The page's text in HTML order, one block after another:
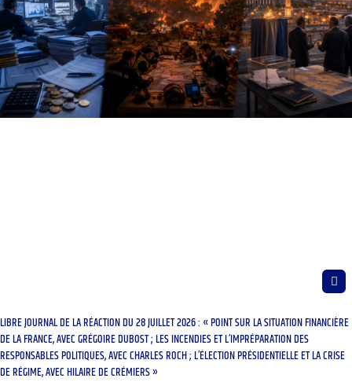
LIBRE JOURNAL DE LA RÉACTION DU 28 JUILLET 2026 : « POINT SUR LA SITUATION FINANCIÈRE
DE LA FRANCE, AVEC GRÉGOIRE DUBOST ; LES INCENDIES ET L’IMPRÉPARATION DES
RESPONSABLES POLITIQUES, AVEC CHARLES ROCH ; L’ÉLECTION PRÉSIDENTIELLE ET LA CRISE
DE RÉGIME, AVEC HILAIRE DE CRÉMIERS »